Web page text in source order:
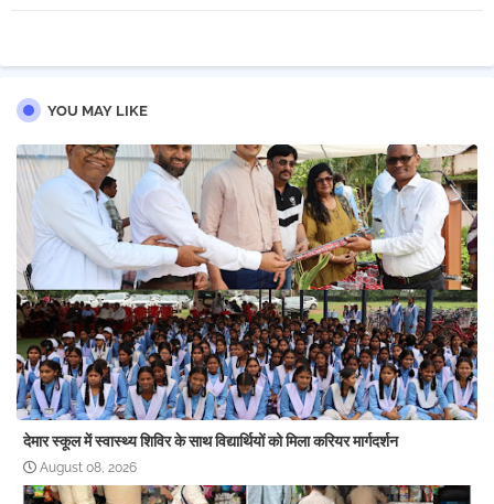
YOU MAY LIKE
देमार स्कूल में स्वास्थ्य शिविर के साथ विद्यार्थियों को मिला करियर मार्गदर्शन
August 08, 2026